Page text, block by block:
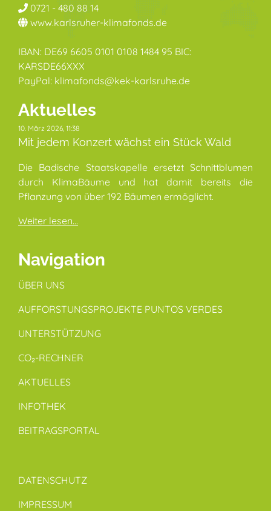
0721 - 480 88 14
www.karlsruher-klimafonds.de
IBAN: DE69 6605 0101 0108 1484 95 BIC:
KARSDE66XXX
PayPal: klimafonds@kek-karlsruhe.de
Aktuelles
10. März 2026, 11:38
Mit jedem Konzert wächst ein Stück Wald
Die Badische Staatskapelle ersetzt Schnittblumen
durch KlimaBäume und hat damit bereits die
Pflanzung von über 192 Bäumen ermöglicht.
Weiter lesen...
Navigation
ÜBER UNS
AUFFORSTUNGSPROJEKTE PUNTOS VERDES
UNTERSTÜTZUNG
CO₂-RECHNER
AKTUELLES
INFOTHEK
BEITRAGSPORTAL
DATENSCHUTZ
IMPRESSUM